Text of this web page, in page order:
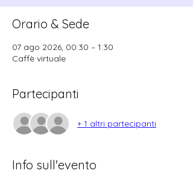
Orario & Sede
07 ago 2026, 00:30 – 1:30
Caffè virtuale
Partecipanti
+ 1 altri partecipanti
Info sull'evento